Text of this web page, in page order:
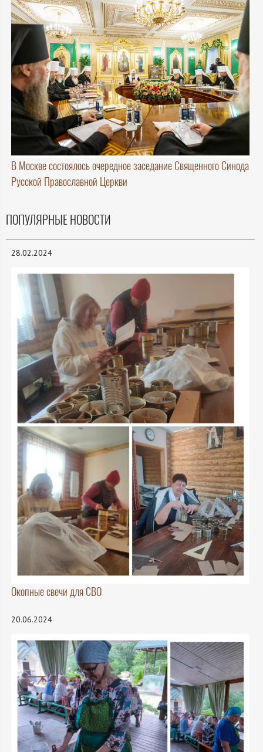
В Москве состоялось очередное заседание Священного Синода
Русской Православной Церкви
ПОПУЛЯРНЫЕ НОВОСТИ
28.02.2024
Окопные свечи для СВО
20.06.2024